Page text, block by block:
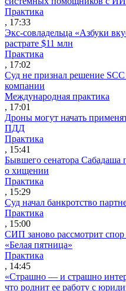
Практика
, 17:33
Экс-совладельца «Азбуки
растрате $11 млн
Практика
, 17:02
Суд не признал решение
компании
Международная практика
, 17:01
Дроны могут начать
ПДД
Практика
, 15:41
Бывшего сенатора Сабадаша
о хищении
Практика
, 15:29
Суд начал банкротство
Практика
, 15:00
СИП заново рассмотрит
«Белая пятница»
Практика
, 14:45
«Страшно — и страшно
что роднит ее работу с